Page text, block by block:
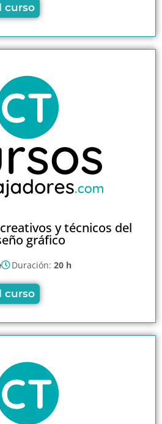
curso
y técnicos del
gráfico
Duración: 20 h
curso